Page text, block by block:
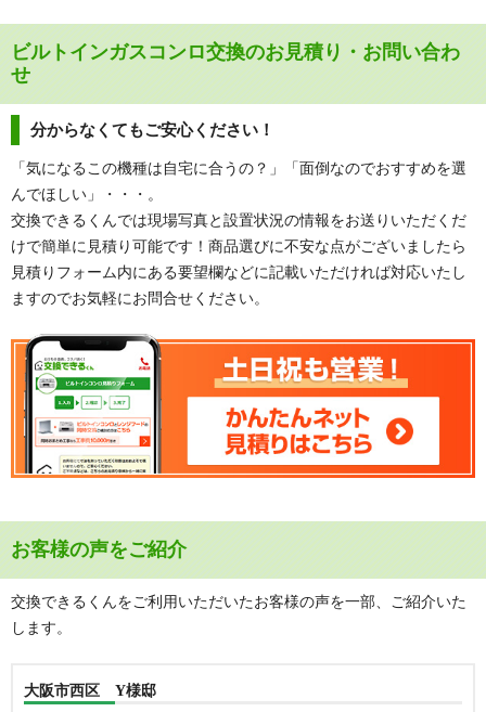
ビルトインガスコンロ交換のお見積り・お問い合わ
せ
分からなくてもご安心ください！
「気になるこの機種は自宅に合うの？」「面倒なのでおすすめを選
んでほしい」・・・。
交換できるくんでは現場写真と設置状況の情報をお送りいただくだ
けで簡単に見積り可能です！商品選びに不安な点がございましたら
見積りフォーム内にある要望欄などに記載いただければ対応いたし
ますのでお気軽にお問合せください。
お客様の声をご紹介
交換できるくんをご利用いただいたお客様の声を一部、ご紹介いた
します。
大阪市西区 Y様邸